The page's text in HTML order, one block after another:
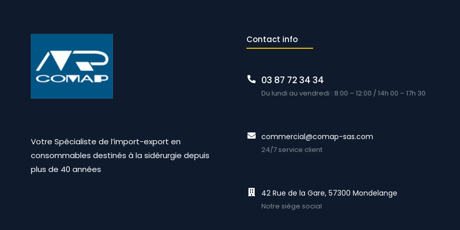
Votre Spécialiste de l’import-export en
consommables destinés à la sidérurgie depuis
plus de 40 années
Contact info
03 87 72 34 34
Du lundi au vendredi : 8:00 – 12:00 / 14h 00 – 17h 30
commercial@comap-sas.com
24/7 service client
42 Rue de la Gare, 57300 Mondelange
Notre siège social